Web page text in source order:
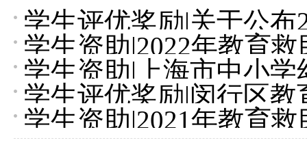
学生评优奖励|关于公布
（高中、中等职业学校
级推选结果的通知
学生资助|2022年教育
学生资助| 上海市中小
法
学生评优奖励|闵行区教
关于开展2021-2022学
学生资助|2021年教育